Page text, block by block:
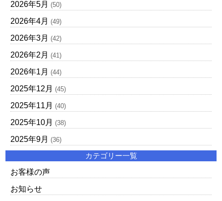
2026年5月 (50)
2026年4月 (49)
2026年3月 (42)
2026年2月 (41)
2026年1月 (44)
2025年12月 (45)
2025年11月 (40)
2025年10月 (38)
2025年9月 (36)
カテゴリー一覧
お客様の声
お知らせ